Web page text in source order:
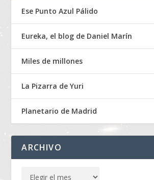
Ese Punto Azul Pálido
Eureka, el blog de Daniel Marín
Miles de millones
La Pizarra de Yuri
Planetario de Madrid
ARCHIVO